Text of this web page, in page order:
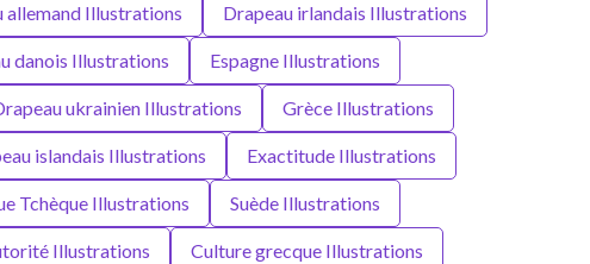
allemand Illustrations Drapeau irlandais Illustrations
danois Illustrations Espagne Illustrations
ukrainien Illustrations Grèce Illustrations
islandais Illustrations Exactitude Illustrations
Tchèque Illustrations Suède Illustrations
Illustrations Culture grecque Illustrations